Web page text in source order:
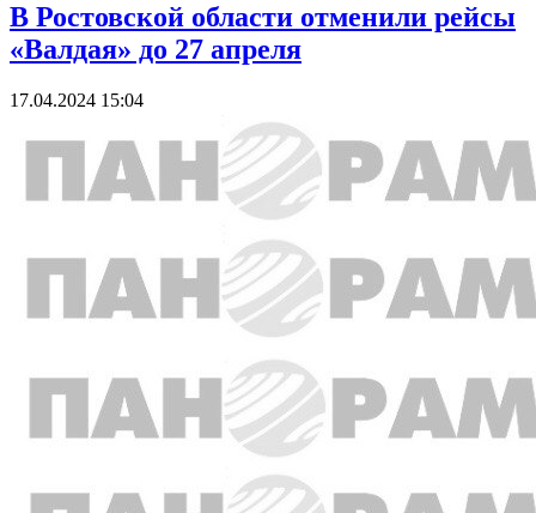
В Ростовской области отменили рейсы
«Валдая» до 27 апреля
17.04.2024 15:04